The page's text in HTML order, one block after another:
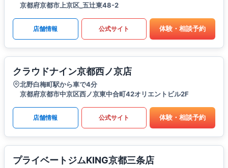
京都府京都市上京区_五辻東48-2
店舗情報 公式サイト 体験・相談予約
クラウドナイン京都西ノ京店
北野白梅町駅から車で4分
京都府京都市中京区西ノ京東中合町42オリエントビル2F
店舗情報 公式サイト 体験・相談予約
プライベートジムKING京都三条店